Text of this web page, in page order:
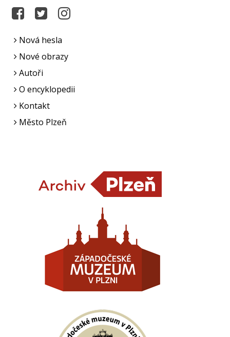
Nová hesla
Nové obrazy
Autoři
O encyklopedii
Kontakt
Město Plzeň